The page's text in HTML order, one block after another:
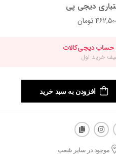
دیجی پی
افزودن به سبد خرید
موجود در سایر شعب